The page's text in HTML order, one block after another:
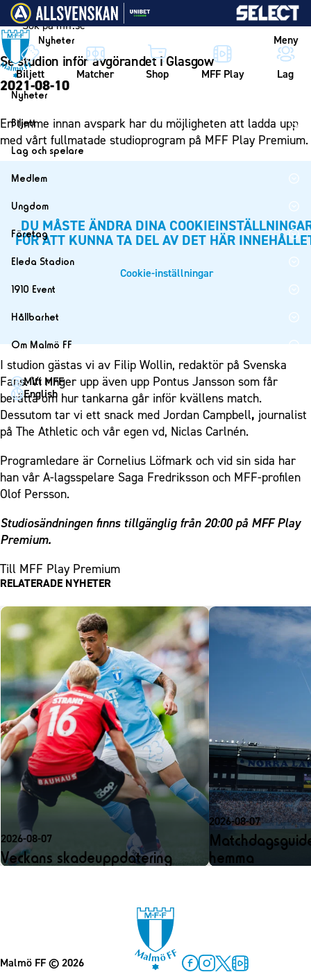
Vidare till innehållet
Nyheter Meny
Biljett Matcher Shop MFF Play Lag
Nyheter
Nyheter
Kalender
Biljett
Biljett
Mitt MFF
Biljetter till bortamatcher
Biljettvillkor
Lag och spelare
Lag
Spelare
Ledarstab
Damlaget
Spelare
Medlem
Medlemskap i Malmö FF
Årsmöte 2026
Ungdom
MFF Ungdom
Sommarfotboll
Fotbollsskolan
Fotbollsnätverket
P19
F19
P17
F17
Malmö Trophy
Företag
Bli företagspartner
Partner dam
Eleda Stadion
Eleda Stadion
MFF-museet & rundvandringar
1910 Event
1910 Event
Möte
Mässa
Sommarfest
Inspiration
Vanliga frågor om 1910 Event
Hållbarhet
Hållbarhet
Himmelsblå framtid – en match för miljön
MFF i samhället
Laget för alla
Nattfotboll
Karriärakademin
Grundskolefotboll mot rasismer
Skolakademier
Fonder
Om Malmö FF
Om Malmö FF
Kontakt
Press och media
Historik – herrlaget
Historik – damlaget
Närstående organisationer
Policydokument
Personuppgiftspolicy
Mitt MFF
English
Se studion inför avgörandet i Glasgow
2021-08-10
En timme innan avspark har du möjligheten att ladda upp
med vårt fullmatade studioprogram på MFF Play Premium.
DU MÅSTE ÄNDRA DINA
FÖR ATT KUNNA TA DEL AV DET HÄR
Cookie-inställningar
I studion gästas vi av Filip Wollin, redaktör på Svenska
Fans. Vi ringer upp även upp Pontus Jansson som får
berätta om hur tankarna går inför kvällens match.
Dessutom tar vi ett snack med Jordan Campbell, journalist
på The Athletic och vår egen vd, Niclas Carlnén.
Programledare är Cornelius Löfmark och vid sin sida har
han vår A-lagsspelare Saga Fredriksson och MFF-profilen
Olof Persson.
Studiosändningen finns tillgänglig från 20:00 på MFF Play
Premium.
Till MFF Play Premium
RELATERADE NYHETER
2026-08-07
Veckans skadeuppdatering
2026-08-07
hemma
Malmö FF© 2026